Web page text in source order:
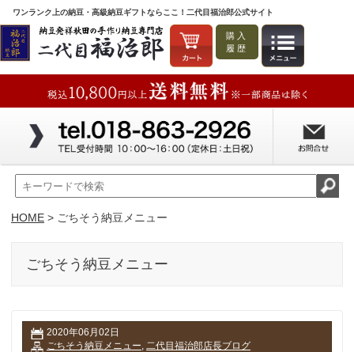
ワンランク上の納豆・高級納豆ギフトならここ！二代目福治郎公式サイト
購入
履歴
HOME > ごちそう納豆メニュー
ごちそう納豆メニュー
2020年06月02日
ごちそう納豆メニュー 二代目福治郎店長ブログ